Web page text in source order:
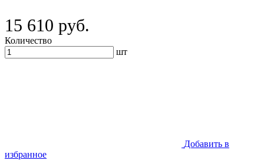
15 610 руб.
Количество
шт
Добавить в
избранное